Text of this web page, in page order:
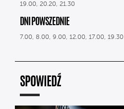
19.00, 20.20, 21.30
DNI POWSZEDNIE
7.00, 8.00, 9.00, 12.00, 17.00, 19.30
SPOWIEDŹ